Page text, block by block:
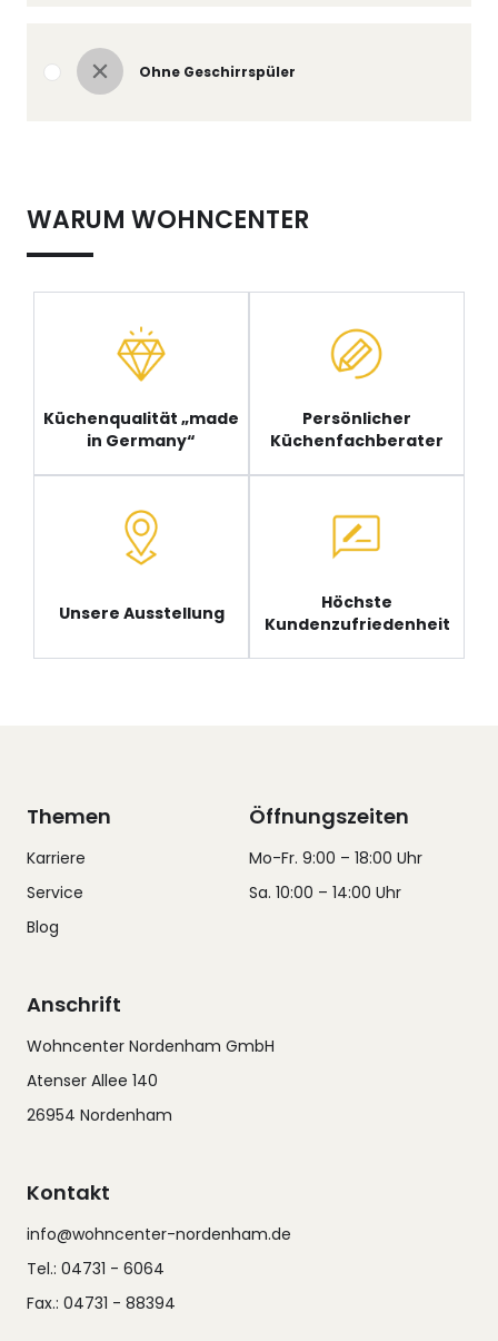
Ohne Geschirrspüler
WARUM WOHNCENTER
Küchenqualität „made
in Germany“
Persönlicher
Küchenfachberater
Unsere Ausstellung
Höchste
Kundenzufriedenheit
Themen
Karriere
Service
Blog
Öffnungszeiten
Mo-Fr. 9:00 – 18:00 Uhr
Sa. 10:00 – 14:00 Uhr
Anschrift
Wohncenter Nordenham GmbH
Atenser Allee 140
26954 Nordenham
Kontakt
info@wohncenter-nordenham.de
Tel.: 04731 - 6064
Fax.: 04731 - 88394